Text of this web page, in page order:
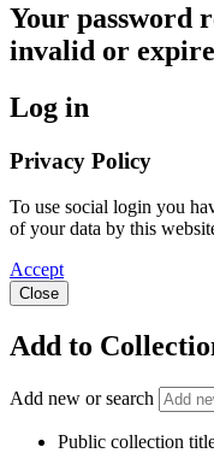
Your password
invalid or
Log in
Privacy Policy
To use social login you
of your data by this
Accept
Close
Add to
Add new or search
Public collection